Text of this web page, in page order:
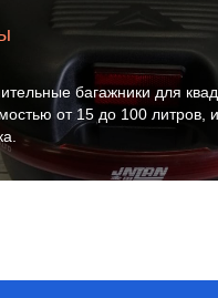
багажники для
от 15 до 100 литров,